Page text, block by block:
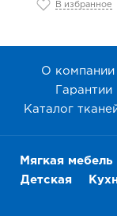
В избранное
О компании
Гарантии
Каталог
Мягкая мебель
Детская